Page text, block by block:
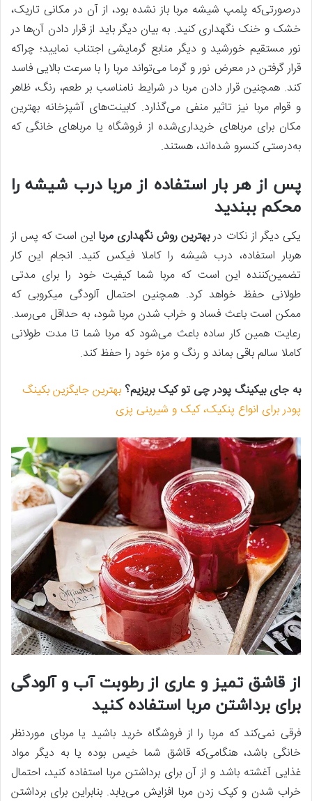
درصورتی‌که پلمپ شیشه مربا باز نشده بود، از آن در مکانی تاریک،
خشک و خنک نگهداری کنید. به‌ بیان‌ دیگر باید از قرار دادن آن‌ها در
نور مستقیم خورشید و دیگر منابع گرمایشی اجتناب نمایید؛ چراکه
قرار گرفتن در معرض نور و گرما می‌تواند مربا را با سرعت بالایی فاسد
کند. همچنین قرار دادن مربا در شرایط نامناسب بر طعم، رنگ، ظاهر
و قوام مربا نیز تاثیر منفی می‌گذارد. کابینت‌های آشپزخانه بهترین
مکان برای مرباهای خریداری‌شده از فروشگاه یا مرباهای خانگی که
به‌درستی کنسرو شده‌اند، هستند.
پس از هر بار استفاده از مربا درب شیشه را
محکم ببندید
یکی دیگر از نکات دربهترین روش نگهداری مربا این است که پس‌ از
هربار استفاده، درب شیشه را کاملا فیکس کنید. انجام این کار
تضمین‌کننده این است که مربا شما کیفیت خود را برای مدتی
طولانی حفظ خواهد کرد. همچنین احتمال آلودگی میکروبی که
ممکن است باعث فساد و خراب شدن مربا شود، به حداقل می‌رسد.
رعایت همین کار ساده باعث می‌شود که مربا شما تا مدت طولانی
کاملا سالم باقی بماند و رنگ و مزه خود را حفظ کند.
به جای بیکینگ پودر چی تو کیک بریزیم؟ بهترین جایگزین بکینگ
پودر برای انواع پنکیک، کیک و شیرینی پزی
از قاشق تمیز و عاری از رطوبت آب و آلودگی
برای برداشتن مربا استفاده کنید
فرقی نمی‌کند که مربا را از فروشگاه خرید باشید یا مربای موردنظر
خانگی باشد، هنگامی‌که قاشق شما خیس بوده یا به دیگر مواد
غذایی آغشته باشد و از آن برای برداشتن مربا استفاده کنید، احتمال
خراب شدن و کپک زدن مربا افزایش می‌یابد. بنابراین برای برداشتن